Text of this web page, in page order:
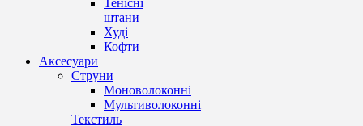
Тенісні
штани
Худі
Кофти
Аксесуари
Струни
Моноволоконні
Мультиволоконні
Текстиль